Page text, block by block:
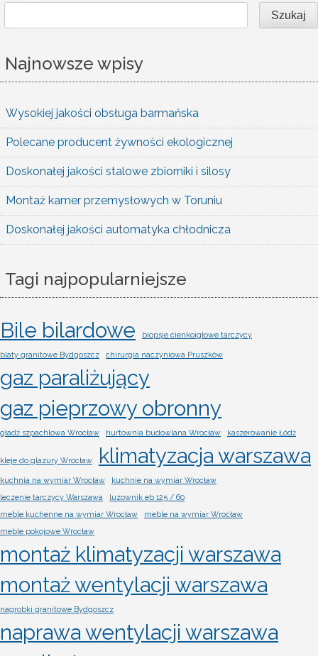
Szukaj
Najnowsze wpisy
Wysokiej jakości obsługa barmańska
Polecane producent żywności ekologicznej
Doskonałej jakości stalowe zbiorniki i silosy
Montaż kamer przemysłowych w Toruniu
Doskonałej jakości automatyka chłodnicza
Tagi najpopularniejsze
Bile bilardowe biopsje cienkoigłowe tarczycy
blaty granitowe Bydgoszcz chirurgia naczyniowa Pruszków
gaz paraliżujący
gaz pieprzowy obronny
gładź szpachlowa Wrocław hurtownia budowlana Wrocław kaszerowanie Łódź
kleje do glazury Wrocław klimatyzacja warszawa
kuchnia na wymiar Wrocław
kuchnie na wymiar Wrocław
leczenie tarczycy Warszawa
luzownik eb 125 / 60
meble kuchenne na wymiar Wrocław
meble na wymiar Wrocław
meble pokojowe Wrocław
montaż klimatyzacji warszawa
montaż wentylacji warszawa
nagrobki granitowe Bydgoszcz
naprawa wentylacji warszawa